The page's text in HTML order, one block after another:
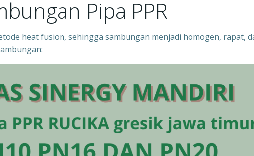
Pipa PPR
heat fusion, sehingga sambungan menjadi homogen, rapat,